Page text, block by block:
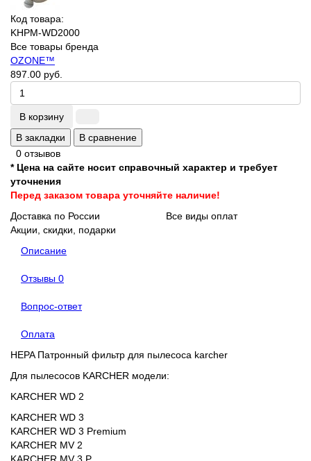
Код товара:
KHPM-WD2000
Все товары бренда
OZONE™
897.00 руб.
В корзину
В закладки
В сравнение
0 отзывов
* Цена на сайте носит справочный характер и требует
уточнения
Перед заказом товара уточняйте наличие!
Доставка по России
Все виды оплат
Акции, скидки, подарки
Описание
Отзывы 0
Вопрос-ответ
Оплата
HEPA Патронный фильтр для пылесоса karcher
Для пылесосов KARCHER модели:
KARCHER WD 2
KARCHER WD 3
KARCHER WD 3 Premium
KARCHER MV 2
KARCHER MV 3 P